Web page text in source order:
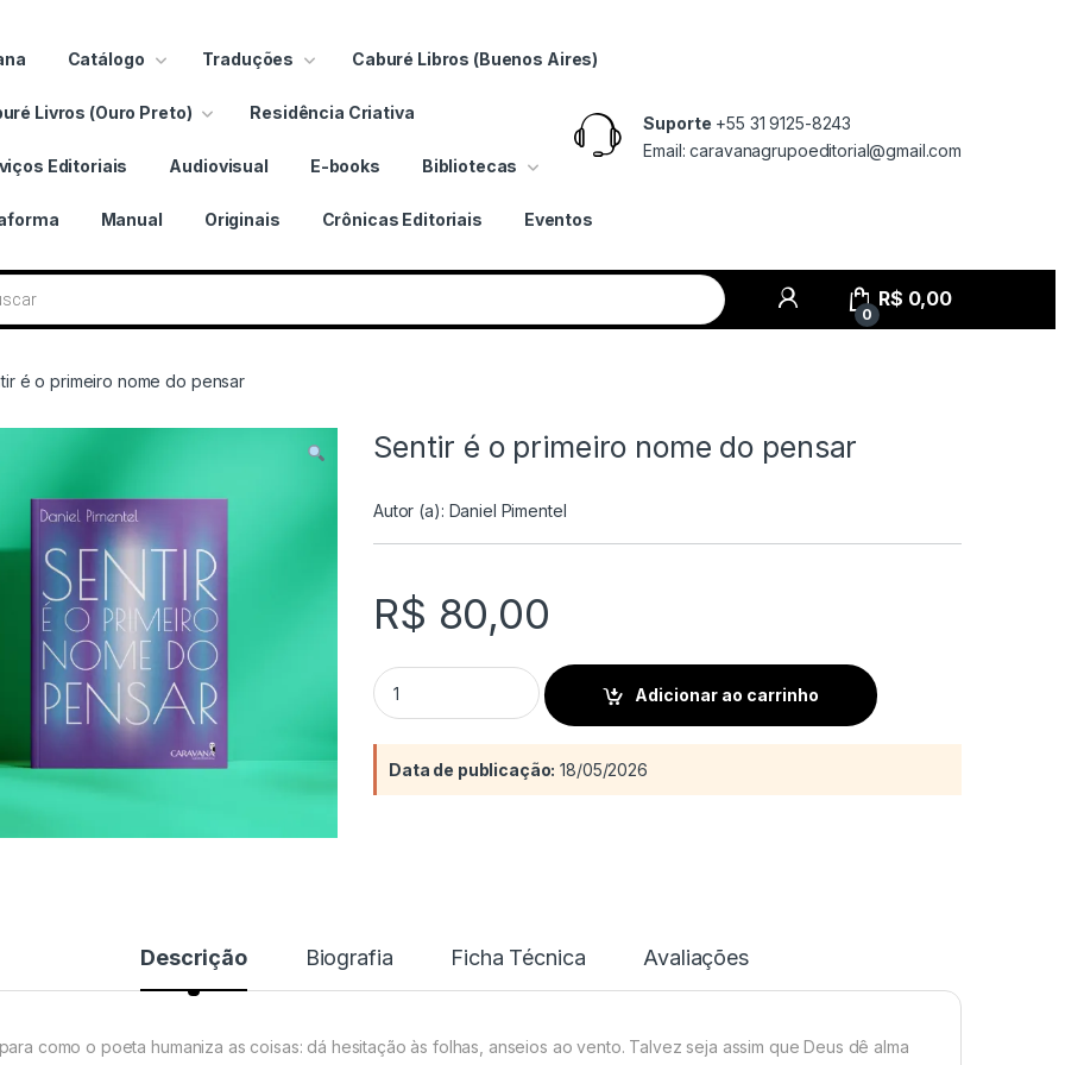
Catálogo Traduções Caburé Libros (Buenos Aires)
Livros (Ouro Preto) Residência Criativa
Editoriais Audiovisual E-books Bibliotecas
Manual Originais Crônicas Editoriais Eventos
Suporte +55 31 9125-8243
Email: caravanagrupoeditorial@gmail.com
0
R$ 0,00
é o primeiro nome do pensar
Sentir é o primeiro nome do pensar
Autor (a): Daniel Pimentel
R$ 80,00
Sentir é o primeiro nome do pensar quantity
Adicionar ao carrinho
Data de publicação: 18/05/2026
Descrição Biografia Ficha Técnica Avaliações
como o poeta humaniza as coisas: dá hesitação às folhas, anseios ao vento. Talvez seja assim que Deus dê alma